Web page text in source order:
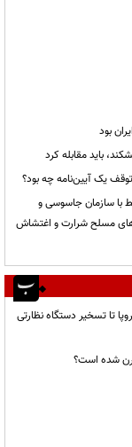
بود
باید مقابله کرد
یک آیین‌نامه چه بود؟
نفر از مزدوران مرتبط با سازمان جاسوسی و
۴ نفر از اعضای باندهای مسلح شرارت و اغتشاش
تا تسخیر دستگاه نظارتی
شده است؟